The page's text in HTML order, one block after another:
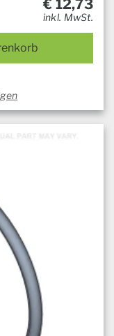
€ 12,73
inkl. MwSt.